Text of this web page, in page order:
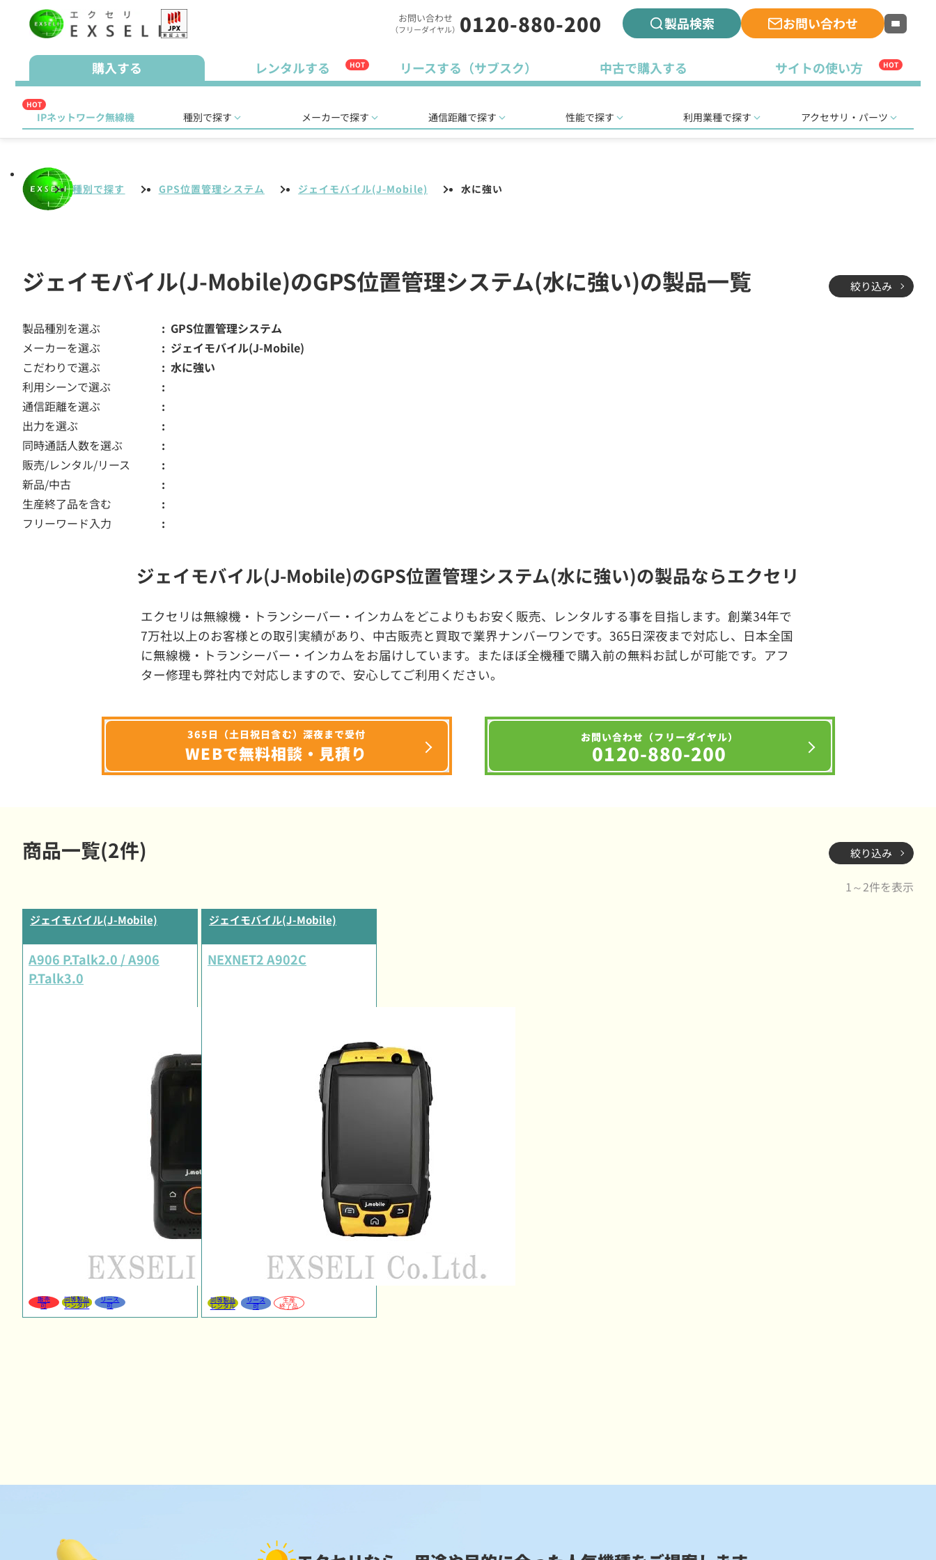
お問い合わせ
（フリーダイヤル） 0120-880-200 製品検索 お問い合わせ
購入する レンタルする HOT リースする（サブスク） 中古で購入する サイトの使い方 HOT
HOT
IPネットワーク無線機 種別で探す メーカーで探す 通信距離で探す 性能で探す 利用業種で探す アクセサリ・パーツ
種別で探す GPS位置管理システム ジェイモバイル(J-Mobile) 水に強い
ジェイモバイル(J-Mobile)のGPS位置管理システム(水に強い)の製品一覧 絞り込み
製品種別を選ぶ
GPS位置管理システム
メーカーを選ぶ
ジェイモバイル(J-Mobile)
こだわりで選ぶ
水に強い
利用シーンで選ぶ
通信距離を選ぶ
出力を選ぶ
同時通話人数を選ぶ
販売/レンタル/リース
新品/中古
生産終了品を含む
フリーワード入力
ジェイモバイル(J-Mobile)のGPS位置管理システム(水に強い)の製品ならエクセリ
エクセリは無線機・トランシーバー・インカムをどこよりもお安く販売、レンタルする事を目指します。創業34年で
7万社以上のお客様との取引実績があり、中古販売と買取で業界ナンバーワンです。365日深夜まで対応し、日本全国
に無線機・トランシーバー・インカムをお届けしています。またほぼ全機種で購入前の無料お試しが可能です。アフ
ター修理も弊社内で対応しますので、安心してご利用ください。
365日（土日祝日含む）深夜まで受付
WEBで無料相談・見積り
お問い合わせ（フリーダイヤル）
0120-880-200
商品一覧(2件) 絞り込み
1～2件を表示
ジェイモバイル(J-Mobile)
A906 P.Talk2.0 / A906
P.Talk3.0
販売
可
同等製品
レンタル
リース
可
ジェイモバイル(J-Mobile)
NEXNET2 A902C
同等製品
レンタル
リース
可
生産
終了品